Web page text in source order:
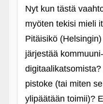
Nyt kun tästä
myöten tekisi mieli
Pitäisikö
järjestää
pistoke (tai miten
ylipäätään toimii)?